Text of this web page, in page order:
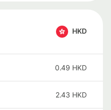
HKD
0.49 HKD
2.43 HKD